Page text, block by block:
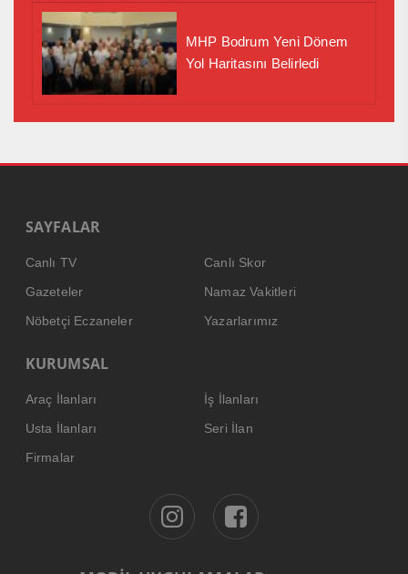
MHP Bodrum Yeni Dönem
Yol Haritasını Belirledi
SAYFALAR
Canlı TV
Canlı Skor
Gazeteler
Namaz Vakitleri
Nöbetçi Eczaneler
Yazarlarımız
KURUMSAL
Araç İlanları
İş İlanları
Usta İlanları
Seri İlan
Firmalar